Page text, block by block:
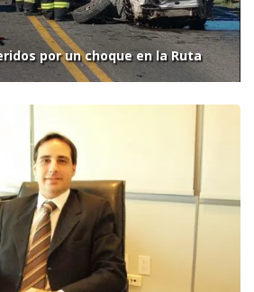
por un choque en la Ruta